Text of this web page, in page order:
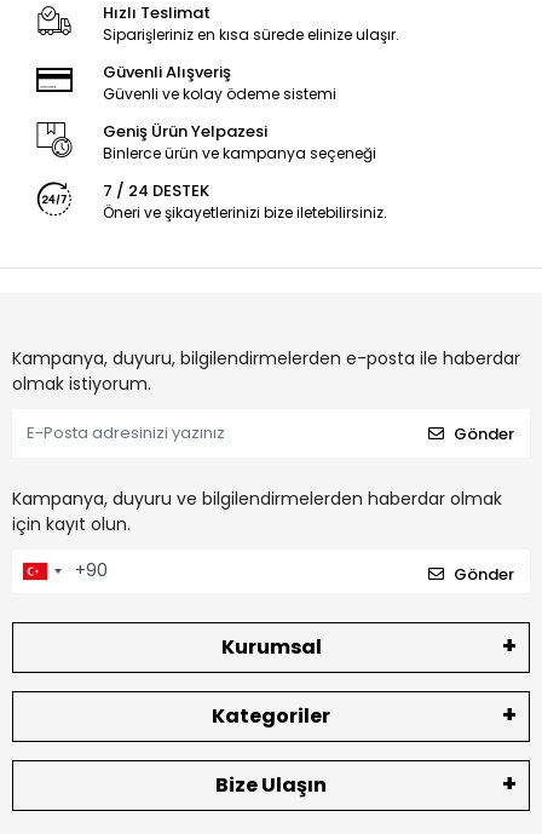
Hızlı Teslimat
Siparişleriniz en kısa sürede elinize ulaşır.
Güvenli Alışveriş
Güvenli ve kolay ödeme sistemi
Geniş Ürün Yelpazesi
Binlerce ürün ve kampanya seçeneği
7 / 24 DESTEK
Öneri ve şikayetlerinizi bize iletebilirsiniz.
Kampanya, duyuru, bilgilendirmelerden e-posta ile haberdar
olmak istiyorum.
Gönder
Kampanya, duyuru ve bilgilendirmelerden haberdar olmak
için kayıt olun.
Gönder
Kurumsal
Kategoriler
Bize Ulaşın